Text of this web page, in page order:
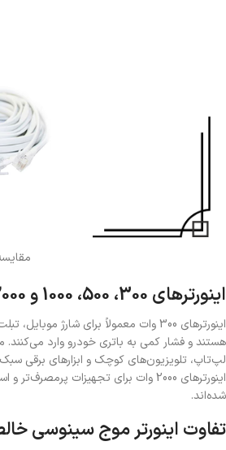
اینورترهای 300، 500، 1000 و 2000 وات
اینورترهای 300 وات معمولاً برای شارژ
لپ‌تاپ، تلویزیون‌های کوچک و ابزارهای برقی سبک
اینورترهای 2000 وات برای تجهیزات
شده‌اند.
تفاوت اینورتر موج سینوسی